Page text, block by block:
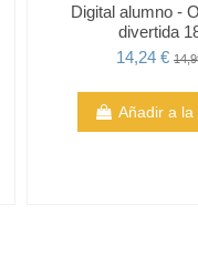
Digital alumno -
divertida
14,24 €
Añadir a la